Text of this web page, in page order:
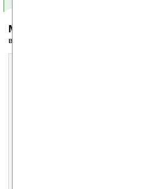
MH Formulas v1.0
вычисления по различным формулам